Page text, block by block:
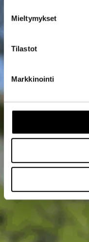
Mieltymykset
Tilastot
Markkinointi